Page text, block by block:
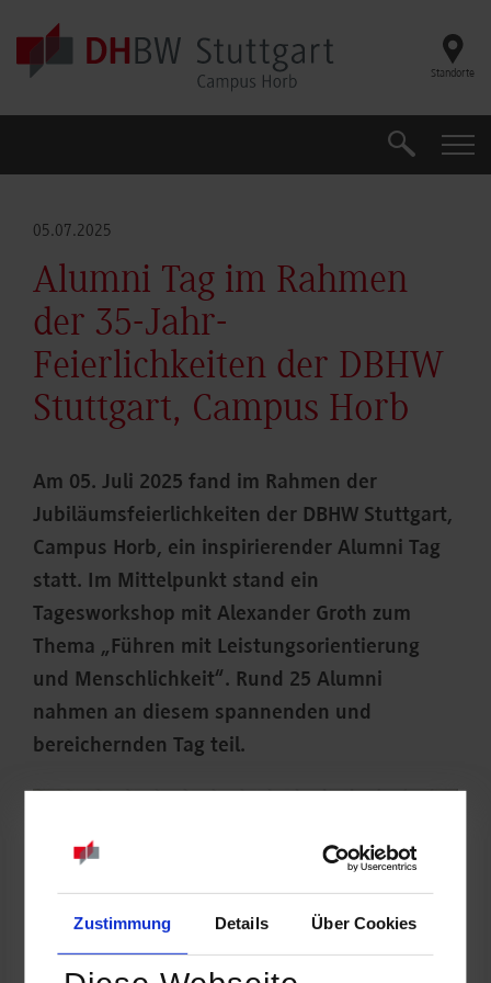
Zustimmung Details Über Cookies
Skip to main content
Standorte
Suche
05.07.2025
Alumni Tag im Rahmen
der 35-Jahr-
Feierlichkeiten der DBHW
Stuttgart, Campus Horb
Am 05. Juli 2025 fand im Rahmen der
Jubiläumsfeierlichkeiten der DBHW Stuttgart,
Campus Horb, ein inspirierender Alumni Tag
statt. Im Mittelpunkt stand ein
Tagesworkshop mit Alexander Groth zum
Thema „Führen mit Leistungsorientierung
und Menschlichkeit“. Rund 25 Alumni
nahmen an diesem spannenden und
bereichernden Tag teil.